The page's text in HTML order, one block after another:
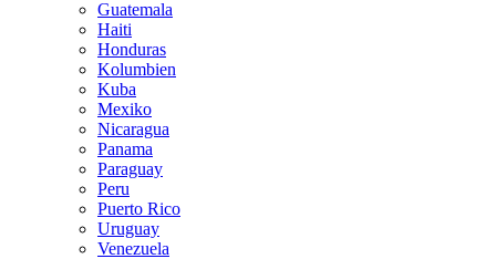
Guatemala
Haiti
Honduras
Kolumbien
Kuba
Mexiko
Nicaragua
Panama
Paraguay
Peru
Puerto Rico
Uruguay
Venezuela